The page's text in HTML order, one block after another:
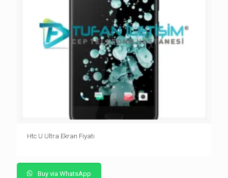
Htc U Ultra Ekran Fiyatı
Buy via WhatsApp